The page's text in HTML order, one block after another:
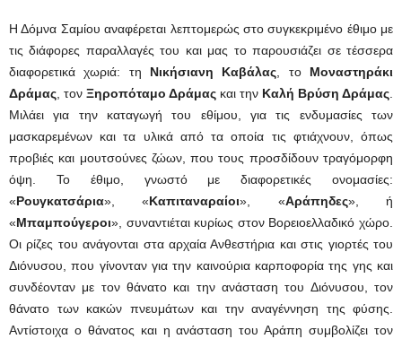
Η Δόμνα Σαμίου αναφέρεται λεπτομερώς στο συγκεκριμένο έθιμο με
τις διάφορες παραλλαγές του και μας το παρουσιάζει σε τέσσερα
διαφορετικά χωριά: τη Νικήσιανη Καβάλας , το Μοναστηράκι
Δράμας , τον Ξηροπόταμο Δράμας και την Καλή Βρύση Δράμας
Μιλάει για την καταγωγή του εθίμου, για τις ενδυμασίες των
μασκαρεμένων και τα υλικά από τα οποία τις φτιάχνουν, όπως
προβιές και μουτσούνες ζώων, που τους προσδίδουν τραγόμορφη
όψη. Το έθιμο, γνωστό με διαφορετικές ονομασίες:
«Ρουγκατσάρια», «Καπιταναραίοι», «Αράπηδες», ή
«Μπαμπούγεροι», συναντιέται κυρίως στον Βορειοελλαδικό χώρο.
Οι ρίζες του ανάγονται στα αρχαία Ανθεστήρια και στις γιορτές του
Διόνυσου, που γίνονταν για την καινούρια καρποφορία της γης και
συνδέονταν με τον θάνατο και την ανάσταση του Διόνυσου, τον
θάνατο των κακών πνευμάτων και την αναγέννηση της φύσης.
Αντίστοιχα ο θάνατος και η ανάσταση του Αράπη συμβολίζει τον